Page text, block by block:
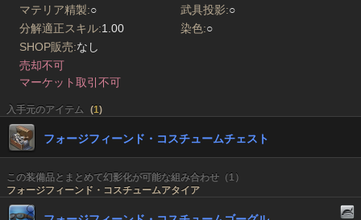
マテリア精製:○ 武具投影:○
分解適正スキル:1.00 染色:○
SHOP販売:なし
売却不可
マーケット取引不可
入手元のアイテム (1)
フォージフィーンド・コスチュームチェスト
この装備品とまとめて幻影化が可能な組み合わせ（1）
フォージフィーンド・コスチュームアタイア